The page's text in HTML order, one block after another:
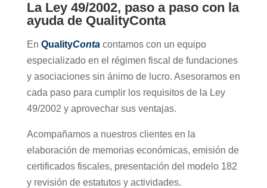
La Ley 49/2002, paso a paso con la
ayuda de QualityConta
En QualityContacontamos con un equipo
especializado en el régimen fiscal de fundaciones
y asociaciones sin ánimo de lucro. Asesoramos en
cada paso para cumplir los requisitos de la Ley
49/2002 y aprovechar sus ventajas.
Acompañamos a nuestros clientes en la
elaboración de memorias económicas, emisión de
certificados fiscales, presentación del modelo 182
y revisión de estatutos y actividades.